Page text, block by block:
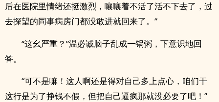
后在医院里情绪还挺激烈，嚷嚷着不活了活不下去了，过
去探望的同事病房门都没敢进就回来了。”
“这幺严重？”温必诚脑子乱成一锅粥，下意识地回
答。
“可不是嘛！这人啊还是得对自己多上点心，咱们干
这行是为了挣钱不假，但把自己逼疯那就没必要了吧！”